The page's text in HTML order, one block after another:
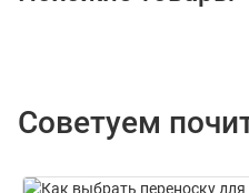
Советуем